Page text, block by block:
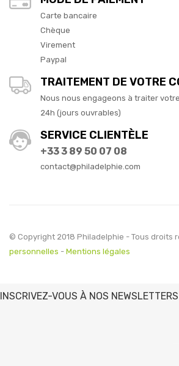
Carte bancaire
Chèque
Virement
Paypal
TRAITEMENT DE VOTRE
Nous nous engageons à traiter
24h (jours ouvrables)
SERVICE CLIENTÈLE
+33 3 89 50 07 08
contact@philadelphie.com
© Copyright 2018 Philadelphie - Tous droits
personnelles - Mentions légales
INSCRIVEZ-VOUS À NOS NEWSLETTERS